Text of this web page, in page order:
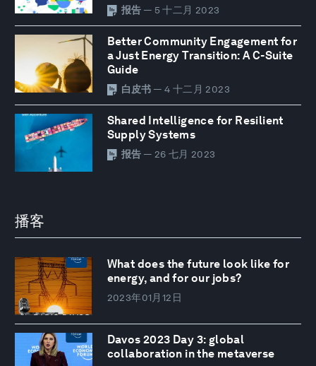
报告 — 5 十二月 2023
Better Community Engagement for
a Just Energy Transition: A C-Suite
Guide
白皮书 — 4 十二月 2023
Shared Intelligence for Resilient
Supply Systems
报告 — 26 七月 2023
播客
What does the future look like for
energy, and for our jobs?
2023年01月12日
Davos 2023 Day 3: global
collaboration in the metaverse